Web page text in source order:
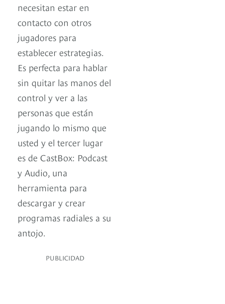
necesitan estar en
contacto con otros
jugadores para
establecer estrategias.
Es perfecta para hablar
sin quitar las manos del
control y ver a las
personas que están
jugando lo mismo que
usted y el tercer lugar
es de CastBox: Podcast
y Audio, una
herramienta para
descargar y crear
programas radiales a su
antojo.
PUBLICIDAD